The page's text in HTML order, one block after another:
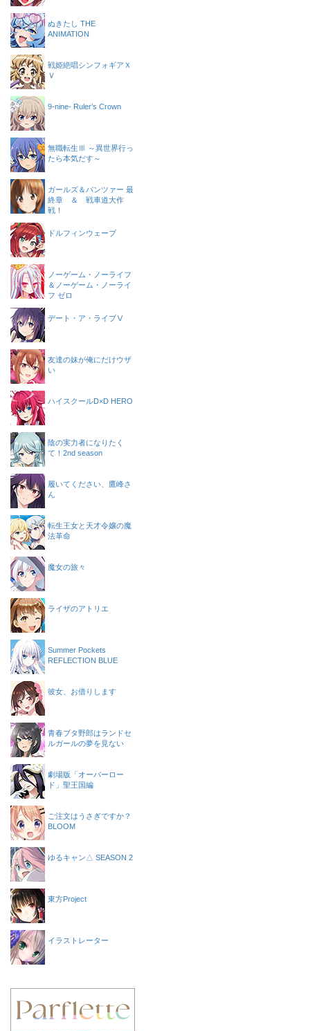
ぬきたし THE
ANIMATION
戦姫絶唱シンフォギアＸ
Ｖ
9-nine- Ruler’s Crown
無職転生Ⅲ ～異世界行っ
たら本気だす～
ガールズ＆パンツァー 最
終章 ＆ 戦車道大作
戦！
ドルフィンウェーブ
ノーゲーム・ノーライフ
＆ノーゲーム・ノーライ
フ ゼロ
デート・ア・ライブⅤ
友達の妹が俺にだけウザ
い
ハイスクールD×D HERO
陰の実力者になりたく
て！2nd season
履いてください、鷹峰さ
ん
転生王女と天才令嬢の魔
法革命
魔女の旅々
ライザのアトリエ
Summer Pockets
REFLECTION BLUE
彼女、お借りします
青春ブタ野郎はランドセ
ルガールの夢を見ない
劇場版「オーバーロー
ド」聖王国編
ご注文はうさぎですか？
BLOOM
ゆるキャン△ SEASON 2
東方Project
イラストレーター